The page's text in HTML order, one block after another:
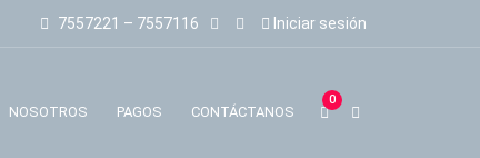
7557221 – 7557116 Iniciar sesión
NOSOTROS PAGOS CONTÁCTANOS
0